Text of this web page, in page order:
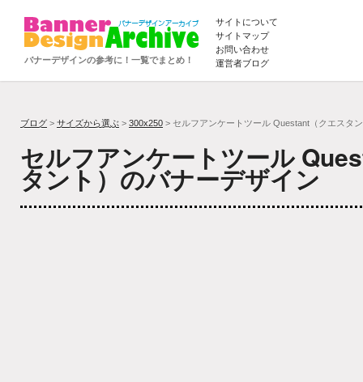
バナーデザインの参考に！一覧でまとめ！
サイトについて
サイトマップ
お問い合わせ
運営者ブログ
ブログ > サイズから選ぶ > 300x250 > セルフアンケートツール Questant（クエスタ
セルフアンケートツール
タント）のバナーデザイン